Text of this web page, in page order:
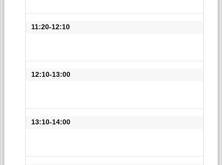
11:20-12:10
12:10-13:00
13:10-14:00